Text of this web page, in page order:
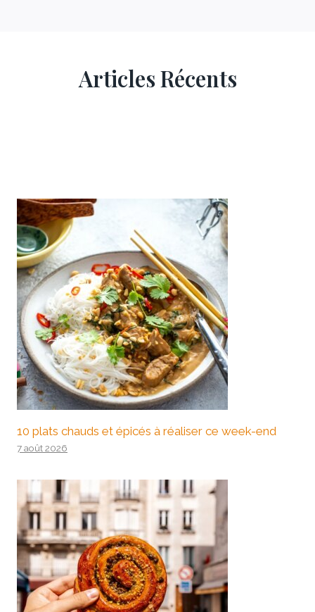
Articles Récents
10 plats chauds et épicés à réaliser ce week-end
7 août 2026